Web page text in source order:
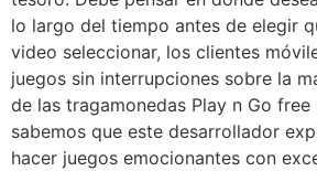
lo largo del tiempo antes de elegir
video seleccionar, los clientes
juegos sin interrupciones sobre la
de las tragamonedas Play n Go
sabemos que este desarrollador
hacer juegos emocionantes con